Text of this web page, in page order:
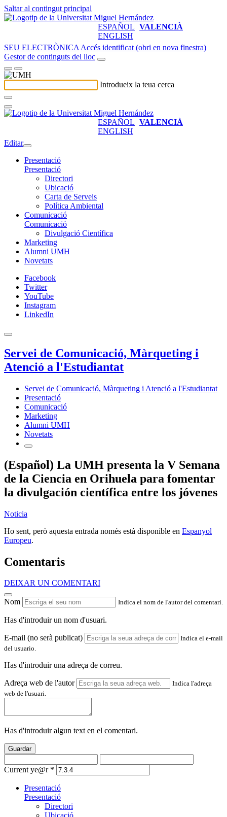
Saltar al contingut principal
ESPAÑOL VALENCIÀ
ENGLISH
SEU ELECTRÒNICA Accés identificat (obri en nova finestra)
Gestor de continguts del lloc
Introdueix la teua cerca
ESPAÑOL VALENCIÀ
ENGLISH
Editar
Presentació
Presentació
Directori
Ubicació
Carta de Serveis
Política Ambiental
Comunicació
Comunicació
Divulgació Científica
Marketing
Alumni UMH
Novetats
Facebook
Twitter
YouTube
Instagram
LinkedIn
Servei de Comunicació, Màrqueting i
Atenció a l'Estudiantat
Servei de Comunicació, Màrqueting i Atenció a l'Estudiantat
Presentació
Comunicació
Marketing
Alumni UMH
Novetats
(Español) La UMH presenta la V Semana
de la Ciencia en Orihuela para fomentar
la divulgación científica entre los jóvenes
Noticia
Ho sent, però aquesta entrada només està disponible en Espanyol
Europeu.
Comentaris
DEIXAR UN COMENTARI
Nom Indica el nom de l'autor del comentari.
Has d'introduir un nom d'usuari.
E-mail (no serà publicat)
Indica el e-mail
del usuario.
Has d'introduir una adreça de correu.
Adreça web de l'autor
Indica l'adreça
web de l'usuari.
Has d'introduir algun text en el comentari.
Guardar
Current ye@r *
Presentació
Presentació
Directori